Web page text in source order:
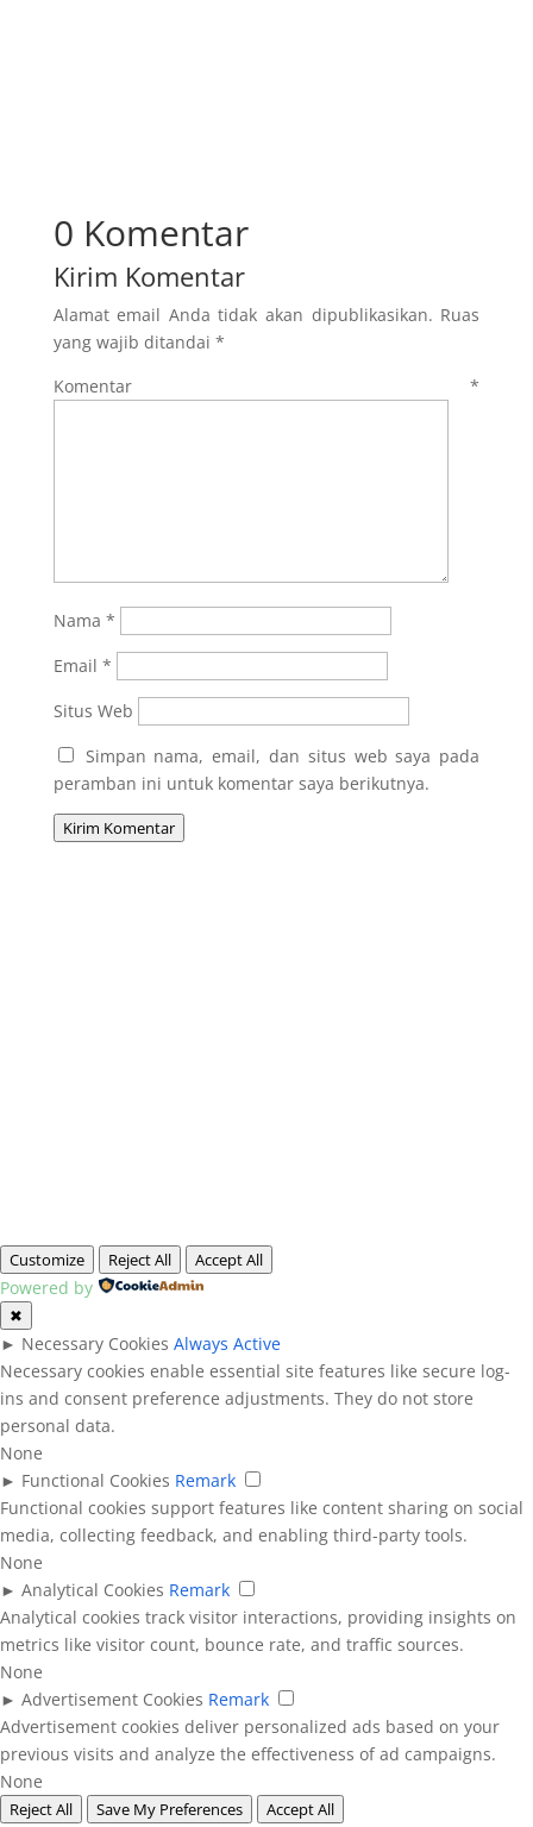
0 Komentar
Kirim Komentar
Alamat email Anda tidak akan dipublikasikan. Ruas
yang wajib ditandai *
Komentar*
Nama *
Email *
Situs Web
Simpan nama, email, dan situs web saya pada
peramban ini untuk komentar saya berikutnya.
Kirim Komentar
Customize Reject All Accept All
Powered by
✖
► Necessary Cookies Always Active
Necessary cookies enable essential site features like secure log-
ins and consent preference adjustments. They do not store
personal data.
None
► Functional Cookies Remark
Functional cookies support features like content sharing on social
media, collecting feedback, and enabling third-party tools.
None
► Analytical Cookies Remark
Analytical cookies track visitor interactions, providing insights on
metrics like visitor count, bounce rate, and traffic sources.
None
► Advertisement Cookies Remark
Advertisement cookies deliver personalized ads based on your
previous visits and analyze the effectiveness of ad campaigns.
None
Reject All Save My Preferences Accept All